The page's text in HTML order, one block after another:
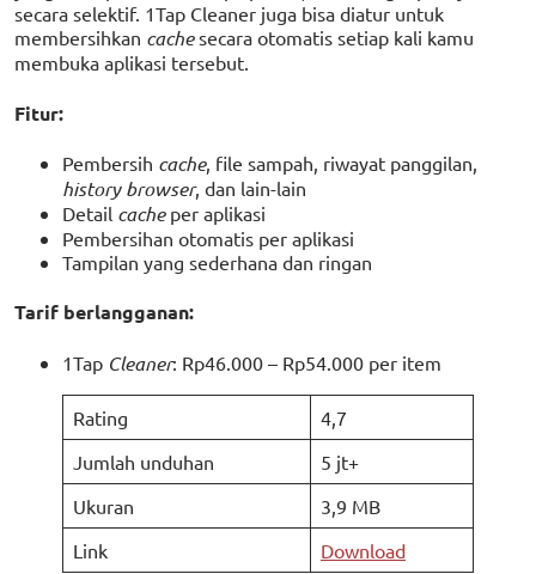
secara selektif. 1Tap Cleaner juga bisa diatur untuk
membersihkan cachesecara otomatis setiap kali kamu
membuka aplikasi tersebut.
Fitur:
Pembersih cache, file sampah, riwayat panggilan,
history browser, dan lain-lain
Detail cache per aplikasi
Pembersihan otomatis per aplikasi
Tampilan yang sederhana dan ringan
Tarif berlangganan:
1Tap Cleaner: Rp46.000 – Rp54.000 per item
Rating
4,7
Jumlah unduhan
5 jt+
Ukuran
3,9 MB
Link
Download